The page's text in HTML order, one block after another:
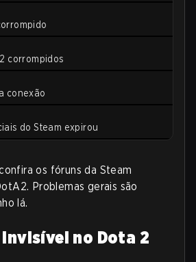
corrompidos
conexão
do Steam expirou
os fóruns da Steam
Problemas gerais são
lá.
no Dota 2